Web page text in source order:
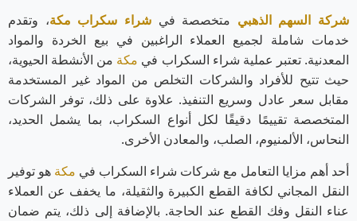
شركة السهم الذهبي متخصصة فيشراء سكراب مكة، وتقدم
خدمات شاملة لجميع العملاء الراغبين في بيع الخردة والمواد
المعدنية. تعتبر عملية شراء السكراب في مكة من الأنشطة الحيوية،
حيث تتيح للأفراد والشركات التخلص من المواد غير المستخدمة
مقابل سعر عادل وسريع التنفيذ. علاوة على ذلك، توفر الشركات
المتخصصة تقييمًا دقيقًا لكل أنواع السكراب، بما يشمل الحديد،
النحاس، الألمنيوم، الصلب، والمعادن الأخرى.
أحد أهم مزايا التعامل مع شركات شراء السكراب في مكة هو توفير
النقل المجاني لكافة القطع الكبيرة والثقيلة، ما يخفف عن العملاء
عناء النقل وفك القطع عند الحاجة. بالإضافة إلى ذلك، يتم ضمان